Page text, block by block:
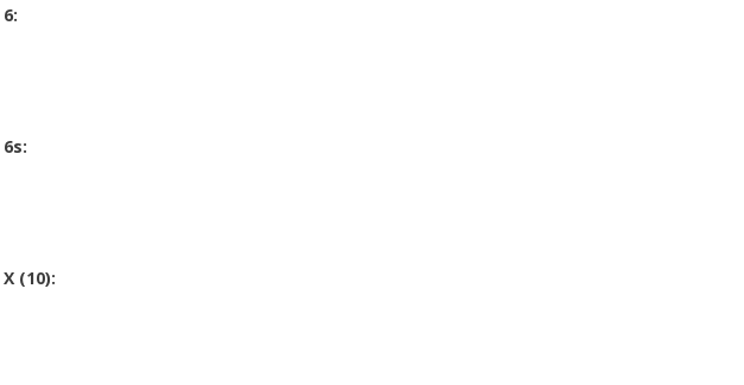
(10):